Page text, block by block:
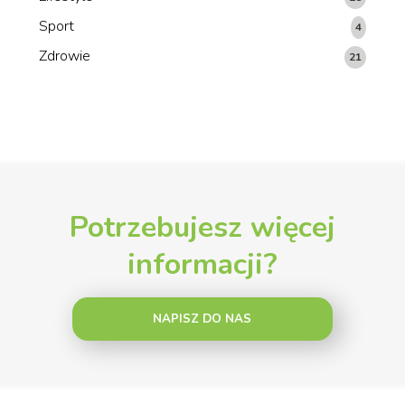
Sport 4
Zdrowie 21
Potrzebujesz więcej
informacji?
NAPISZ DO NAS